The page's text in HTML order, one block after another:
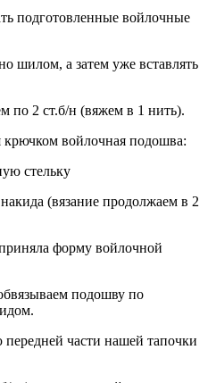
подготовленные войлочные
шилом, а затем уже вставлять
по 2 ст.б/н (вяжем в 1 нить).
крючком войлочная подошва:
стельку
(вязание продолжаем в 2
форму войлочной
подошву по
части нашей тапочки